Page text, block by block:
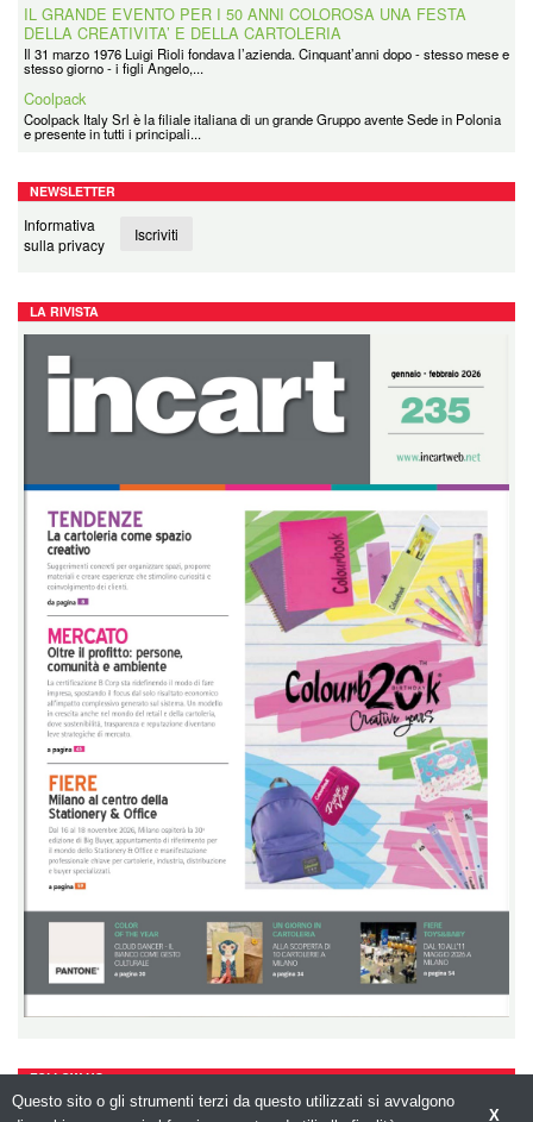
Coolpack
Coolpack Italy Srl è la filiale italiana di un grande Gruppo avente Sede in Polonia
e presente in tutti i principali...
Colourbook: 20 anni. Ieri, Oggi e Domani
Vent’anni non si contano. Si riconoscono nei prodotti che hanno accompagnato
generazioni di studenti e professionisti,...
NEWSLETTER
Informativa
sulla privacy
Iscriviti
LA RIVISTA
FOLLOW US
X
Questo sito o gli strumenti terzi da questo utilizzati si avvalgono